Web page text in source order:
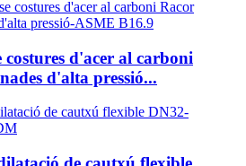
costures d'acer al carboni
d'alta pressió...